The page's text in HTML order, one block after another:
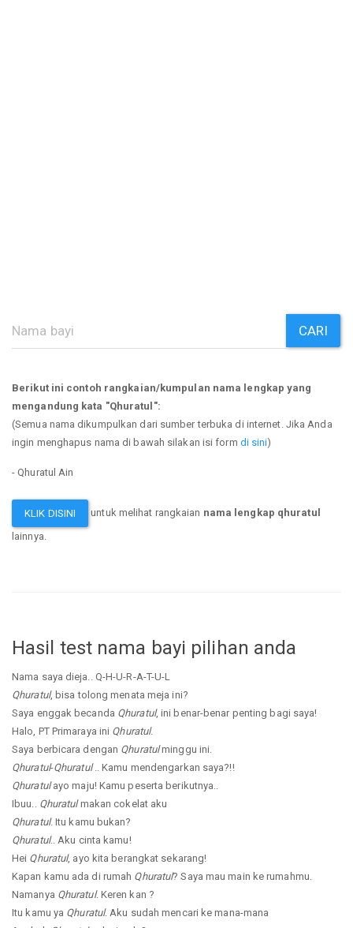
CARI
Berikut ini contoh rangkaian/kumpulan nama lengkap yang
mengandung kata "Qhuratul":
(Semua nama dikumpulkan dari sumber terbuka di internet. Jika Anda
ingin menghapus nama di bawah silakan isi form di sini)
- Qhuratul Ain
KLIK DISINI untuk melihat rangkaian nama lengkap qhuratul
lainnya.
Hasil test nama bayi pilihan anda
Nama saya dieja.. Q-H-U-R-A-T-U-L
Qhuratul, bisa tolong menata meja ini?
Saya enggak becanda Qhuratul, ini benar-benar penting bagi saya!
Halo, PT Primaraya ini Qhuratul.
Saya berbicara dengan Qhuratulminggu ini.
Qhuratul-Qhuratul.. Kamu mendengarkan saya?!!
Qhuratulayo maju! Kamu peserta berikutnya..
Ibuu.. Qhuratulmakan cokelat aku
Qhuratul. Itu kamu bukan?
Qhuratul.. Aku cinta kamu!
Hei Qhuratul, ayo kita berangkat sekarang!
Kapan kamu ada di rumah Qhuratul? Saya mau main ke rumahmu.
Namanya Qhuratul. Keren kan ?
Itu kamu ya Qhuratul. Aku sudah mencari ke mana-mana